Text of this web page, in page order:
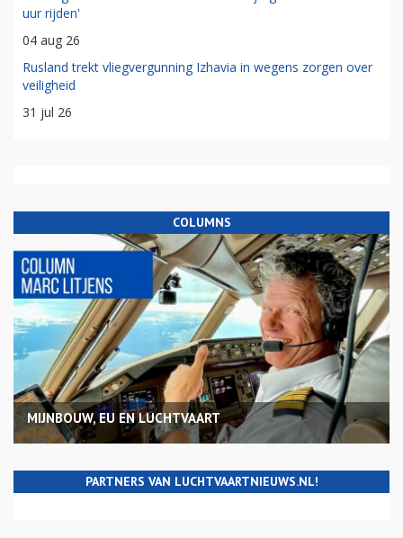
uur rijden'
04 aug 26
Rusland trekt vliegvergunning Izhavia in wegens zorgen over
veiligheid
31 jul 26
COLUMNS
MIJNBOUW, EU EN LUCHTVAART
PARTNERS VAN LUCHTVAARTNIEUWS.NL!